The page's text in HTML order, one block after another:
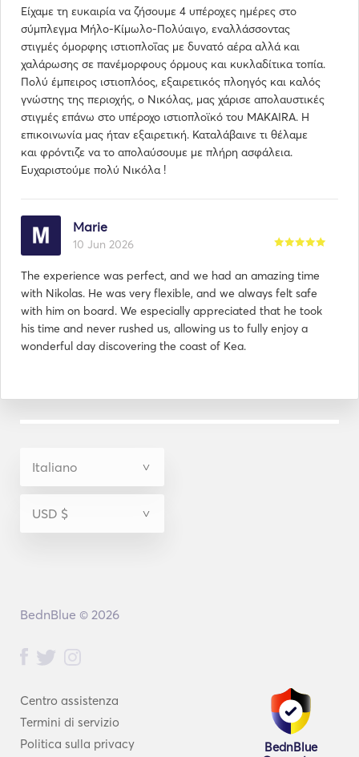
Είχαμε τη ευκαιρία να ζήσουμε 4 υπέροχες ημέρες στο
σύμπλεγμα Μήλο-Κίμωλο-Πολύαιγο, εναλλάσσοντας
στιγμές όμορφης ιστιοπλοΐας με δυνατό αέρα αλλά και
χαλάρωσης σε πανέμορφους όρμους και κυκλαδίτικα τοπία.
Πολύ έμπειρος ιστιοπλόος, εξαιρετικός πλοηγός και καλός
γνώστης της περιοχής, ο Νικόλας, μας χάρισε απολαυστικές
στιγμές επάνω στο υπέροχο ιστιοπλοϊκό του MAKAIRA. Η
επικοινωνία μας ήταν εξαιρετική. Καταλάβαινε τι θέλαμε
και φρόντιζε να το απολαύσουμε με πλήρη ασφάλεια.
Ευχαριστούμε πολύ Νικόλα !
Marie
10 Jun 2026
The experience was perfect, and we had an amazing time
with Nikolas. He was very flexible, and we always felt safe
with him on board. We especially appreciated that he took
his time and never rushed us, allowing us to fully enjoy a
wonderful day discovering the coast of Kea.
Centro assistenza
Termini di servizio
Politica sulla privacy
BednBlue
BednBlue © 2026